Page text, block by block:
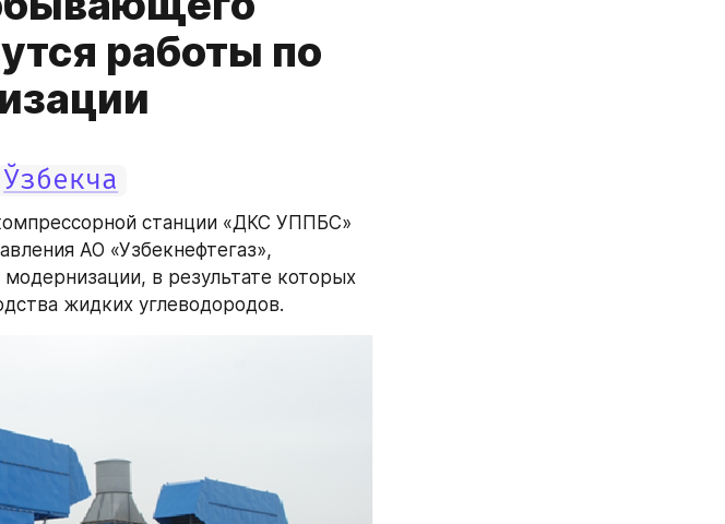
работы по
Ўзбекча
станции «ДКС УППБС»
АО «Узбекнефтегаз»,
в результате которых
жидких углеводородов.